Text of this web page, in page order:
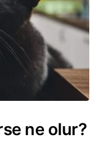
ne olur?